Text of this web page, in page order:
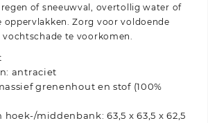
regen of sneeuwval, overtollig water of
oppervlakken. Zorg voor voldoende
te voorkomen.
antraciet
grenenhout en stof (100%
middenbank: 63,5 x 63,5 x 62,5